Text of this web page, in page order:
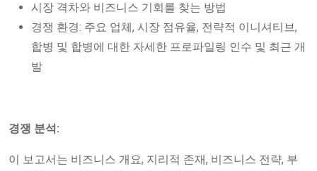
시장 격차와 비즈니스 기회를 찾는 방법
경쟁 환경: 주요 업체, 시장 점유율, 전략적 이니셔티브,
합병 및 합병에 대한 자세한 프로파일링 인수 및 최근 개
발
경쟁 분석:
이 보고서는 비즈니스 개요, 지리적 존재, 비즈니스 전략, 부